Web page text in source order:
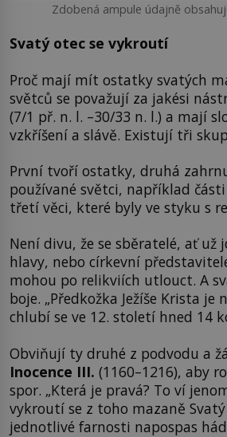
Zdobená ampule údajně
Svatý otec se vykroutí
Proč mají mít ostatky svatých
světců se považují za jakési
(7/1 př. n. l. –30/33 n. l.) a mají
vzkříšení a slávě. Existují tři
První tvoří ostatky, druhá
používané světci, například
třetí věci, které byly ve styku s
Není divu, že se sběratelé, ať už
hlavy, nebo církevní
mohou po relikviích utlouct. A
boje. „Předkožka Ježíše Krista je
chlubí se ve 12. století hned 14
Obviňují ty druhé z podvodu a
Inocence III. (1160–1216), aby
spor. „Která je pravá? To ví
vykroutí se z toho mazaně
jednotlivé farnosti napospas